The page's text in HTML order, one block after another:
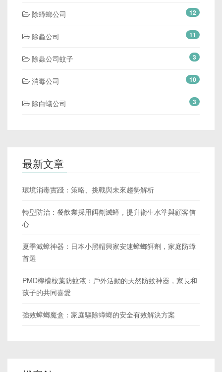
除蟑螂公司 12
除蟲公司 11
除蟲公司蚊子 3
消毒公司 10
除白蟻公司 3
最新文章
環境消毒實踐：策略、挑戰與未來趨勢解析
轉型防治：餐飲業採用餌劑滅蟑，提升衛生水準與顧客信
心
夏季滅蟑神器：日本小黑帽興家安速蟑螂餌劑，家庭防蟑
首選
PMD檸檬桉葉防蚊液：戶外活動的天然防蚊神器，家長和
孩子的共同喜愛
強效蟑螂魔盒：家庭驅除蟑螂的安全有效解決方案